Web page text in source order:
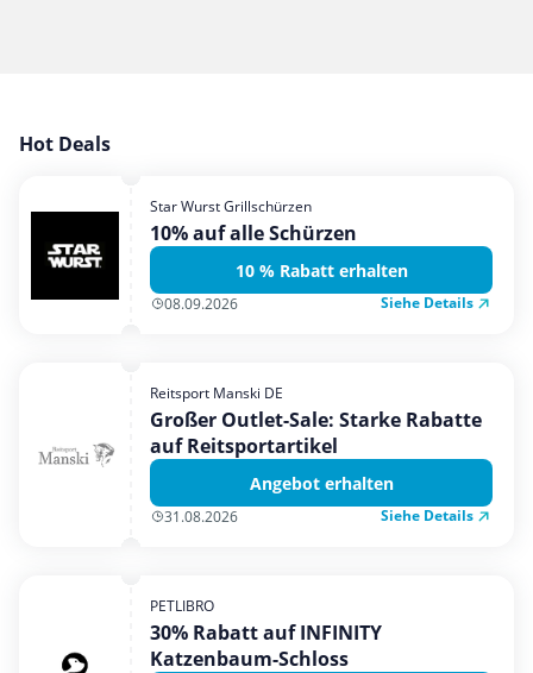
Garten, Haushalt & Tiere
Mobilfunk & Internet
Mode & Accessoires
Shopping
Urlaub & Reise
Hot Deals
Star Wurst Grillschürzen
10% auf alle Schürzen
10 % Rabatt erhalten
08.09.2026 Siehe Details
Reitsport Manski DE
Großer Outlet-Sale: Starke Rabatte
auf Reitsportartikel
Angebot erhalten
31.08.2026 Siehe Details
PETLIBRO
30% Rabatt auf INFINITY
Katzenbaum-Schloss